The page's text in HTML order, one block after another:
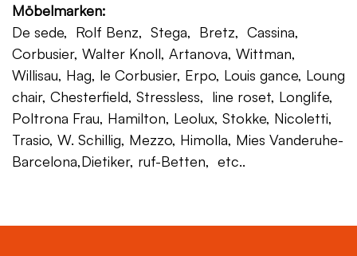
Möbelmarken:
De sede, Rolf Benz, Stega, Bretz, Cassina,
Corbusier, Walter Knoll, Artanova, Wittman,
Willisau, Hag, le Corbusier, Erpo, Louis gance, Loung
chair, Chesterfield, Stressless, line roset, Longlife,
Poltrona Frau, Hamilton, Leolux, Stokke, Nicoletti,
Trasio, W. Schillig, Mezzo, Himolla, Mies Vanderuhe-
Barcelona,Dietiker, ruf-Betten, etc..